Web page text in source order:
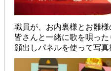
職員が、お内裏様とお雛様
皆さんと一緒に歌を唄った
顔出しパネルを使って写